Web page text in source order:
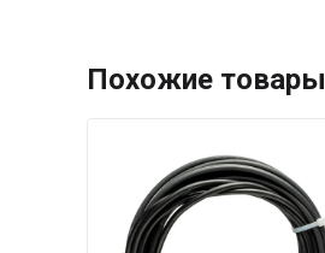
Похожие товары